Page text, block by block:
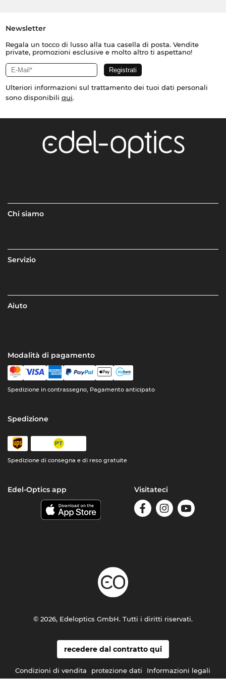
Newsletter
Regala un tocco di lusso alla tua casella di posta. Vendite
private, promozioni esclusive e molto altro ti aspettano!
Ulteriori informazioni sul trattamento dei tuoi dati personali
sono disponibili qui.
Chi siamo
Servizio
Aiuto
Modalità di pagamento
Spedizione in contrassegno, Pagamento anticipato
Spedizione
Spedizione di consegna e di reso gratuite
Edel-Optics app Visitateci
recedere dal contratto qui
Condizioni di vendita protezione dati Informazioni legali
© 2026, Edeloptics GmbH. Tutti i diritti riservati.